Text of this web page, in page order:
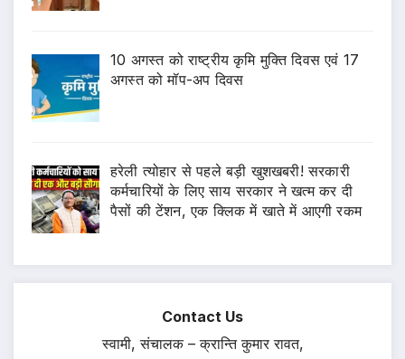
10 अगस्त को राष्ट्रीय कृमि मुक्ति दिवस एवं 17
अगस्त को मॉप-अप दिवस
हरेली त्योहार से पहले बड़ी खुशखबरी! सरकारी
कर्मचारियों के लिए साय सरकार ने खत्म कर दी
पैसों की टेंशन, एक क्लिक में खाते में आएगी रकम
Contact Us
स्वामी, संचालक – क्रान्ति कुमार रावत,